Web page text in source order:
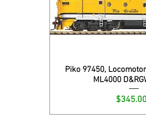
Piko 97450,
ML4000
Precio